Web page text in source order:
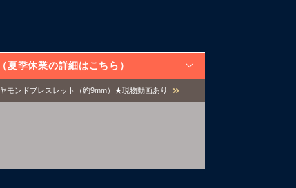
季休業の詳細はこちら）
モンドブレスレット（約9mm）★現物動画あり